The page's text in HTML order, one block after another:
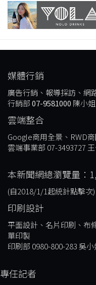
媒體行銷
廣告行銷、報導採訪、網
行銷部07-9581000 陳小姐
雲端整合
Google商用全景、RWD
雲端事業部 07-3493727
本新聞網總瀏覽量：
(自2018/1/1起統計點擊次)
印刷設計
平面設計、名片印刷、布
單印製
印刷部 0980-800-283 吳小
專任記者